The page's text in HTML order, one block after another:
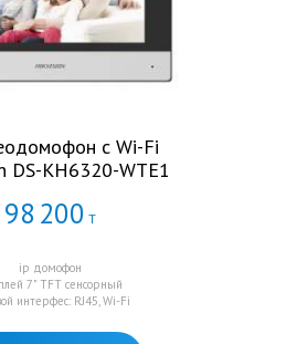
c Wi-Fi
DS-KH6320-WTE1
98 200 Т
ip домофон
7" TFT сенсорный
интерфес: RJ45, Wi-Fi